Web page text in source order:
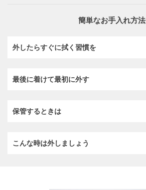
簡単なお手入れ方法
外したらすぐに拭く習慣を
最後に着けて最初に外す
保管するときは
こんな時は外しましょう